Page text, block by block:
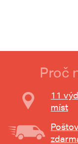
Proč
11
míst